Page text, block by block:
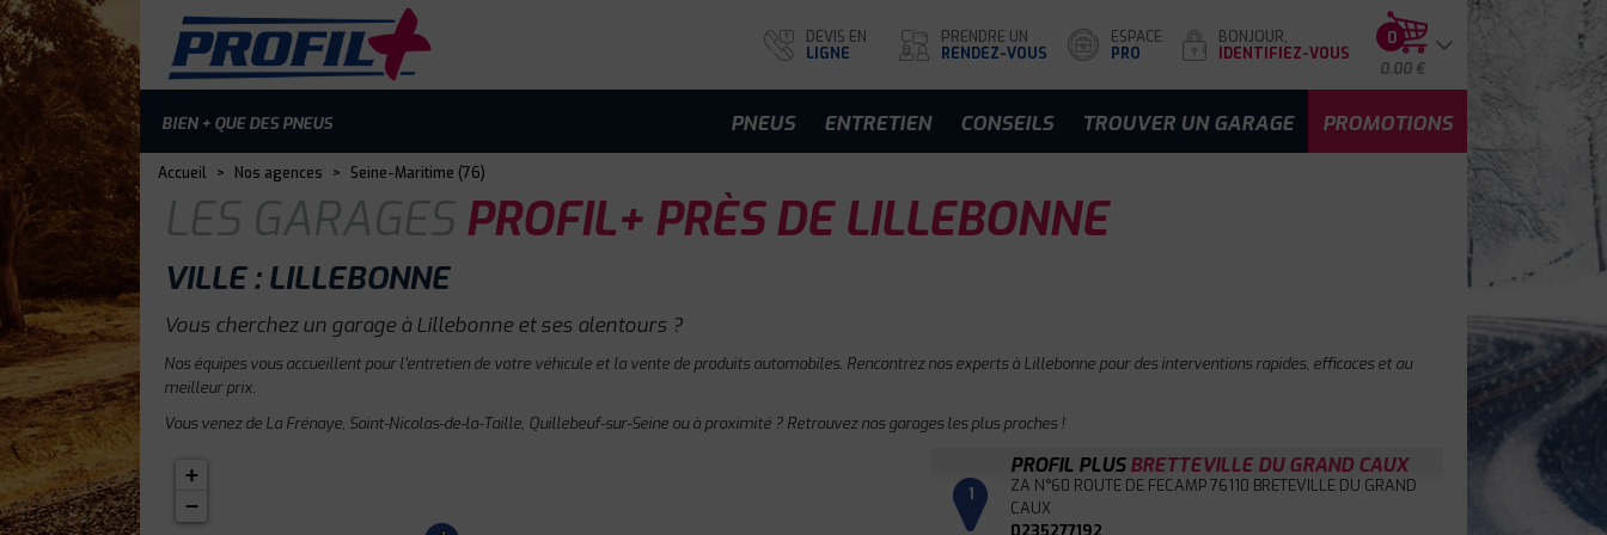
BIEN + QUE DES PNEUS
DEVIS EN
LIGNE
PRENDRE UN
RENDEZ-VOUS
ESPACE
PRO
BONJOUR,
IDENTIFIEZ-VOUS
0
0.00 €
PNEUS ENTRETIEN CONSEILS TROUVER UN GARAGE PROMOTIONS
Accueil > Nos agences > Seine-Maritime (76)
LES GARAGESPROFIL+ PRÈS DE LILLEBONNE
VILLE : LILLEBONNE
Vous cherchez un garage à Lillebonne et ses alentours ?
Nos équipes vous accueillent pour l'entretien de votre véhicule et la vente de produits automobiles. Rencontrez nos experts à Lillebonne pour des interventions rapides, efficaces et au
meilleur prix.
Vous venez de La Frénaye, Saint-Nicolas-de-la-Taille, Quillebeuf-sur-Seine ou à proximité ? Retrouvez nos garages les plus proches !
+
−
1
PROFIL PLUSBRETTEVILLE DU GRAND CAUX
ZA N°60 ROUTE DE FECAMP76110 BRETEVILLE DU GRAND
CAUX
0235277192